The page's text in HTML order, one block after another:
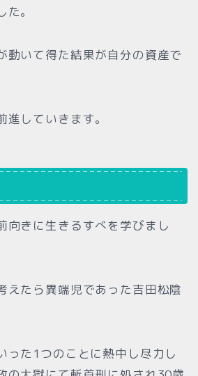
。
動いて得た結果が自分の資産で
していきます。
向きに生きるすべを学びまし
えたら異端児であった吉田松陰
った1つのことに熱中し尽力し